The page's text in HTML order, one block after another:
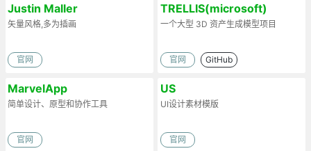
Justin Maller
矢量风格,多为插画
官网
TRELLIS(microsoft)
一个大型 3D 资产生成模型项目
官网 GitHub
MarvelApp
简单设计、原型和协作工具
官网
US
UI设计素材模版
官网